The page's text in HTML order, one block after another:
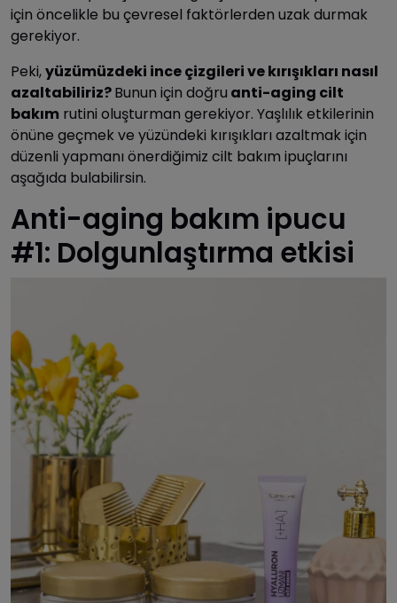
için öncelikle bu çevresel faktörlerden uzak durmak
gerekiyor.
Peki,yüzümüzdeki ince çizgileri ve kırışıkları nasıl
azaltabiliriz?Bunun için doğru anti-aging cilt
bakım rutini oluşturman gerekiyor. Yaşlılık etkilerinin
önüne geçmek ve yüzündeki kırışıkları azaltmak için
düzenli yapmanı önerdiğimiz cilt bakım ipuçlarını
aşağıda bulabilirsin.
Anti-aging bakım ipucu
#1: Dolgunlaştırma etkisi